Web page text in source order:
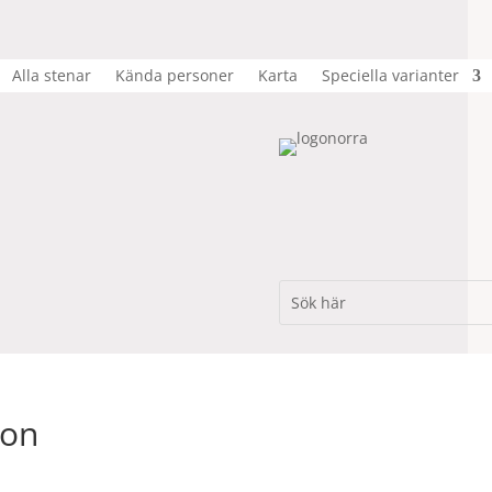
Alla stenar Kända personer Karta Speciella varianter